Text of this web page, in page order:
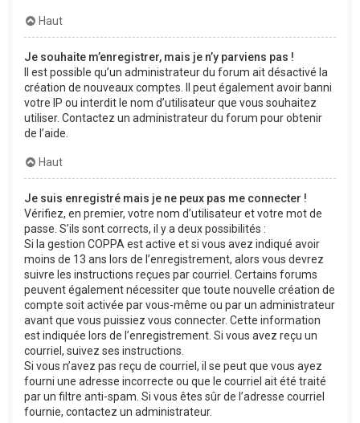
Haut
Je souhaite m’enregistrer, mais je n’y parviens pas !
Il est possible qu’un administrateur du forum ait désactivé la
création de nouveaux comptes. Il peut également avoir banni
votre IP ou interdit le nom d’utilisateur que vous souhaitez
utiliser. Contactez un administrateur du forum pour obtenir
de l’aide.
Haut
Je suis enregistré mais je ne peux pas me connecter !
Vérifiez, en premier, votre nom d’utilisateur et votre mot de
passe. S’ils sont corrects, il y a deux possibilités :
Si la gestion COPPA est active et si vous avez indiqué avoir
moins de 13 ans lors de l’enregistrement, alors vous devrez
suivre les instructions reçues par courriel. Certains forums
peuvent également nécessiter que toute nouvelle création de
compte soit activée par vous-même ou par un administrateur
avant que vous puissiez vous connecter. Cette information
est indiquée lors de l’enregistrement. Si vous avez reçu un
courriel, suivez ses instructions.
Si vous n’avez pas reçu de courriel, il se peut que vous ayez
fourni une adresse incorrecte ou que le courriel ait été traité
par un filtre anti-spam. Si vous êtes sûr de l’adresse courriel
fournie, contactez un administrateur.